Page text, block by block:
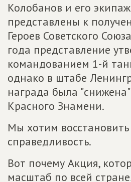
Колобанов и его
представлены к
Героев Советского
года представление
командованием 1-й
однако в штабе
награда была
Красного Знамени.
Мы хотим
справедливость.
Вот почему Акция,
масштаб по всей